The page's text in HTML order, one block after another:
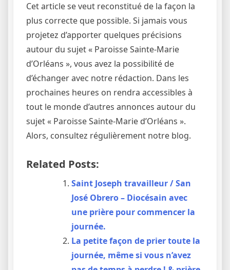
Cet article se veut reconstitué de la façon la
plus correcte que possible. Si jamais vous
projetez d’apporter quelques précisions
autour du sujet « Paroisse Sainte-Marie
d’Orléans », vous avez la possibilité de
d’échanger avec notre rédaction. Dans les
prochaines heures on rendra accessibles à
tout le monde d’autres annonces autour du
sujet « Paroisse Sainte-Marie d’Orléans ».
Alors, consultez régulièrement notre blog.
Related Posts:
Saint Joseph travailleur / San
José Obrero – Diocésain avec
une prière pour commencer la
journée.
La petite façon de prier toute la
journée, même si vous n’avez